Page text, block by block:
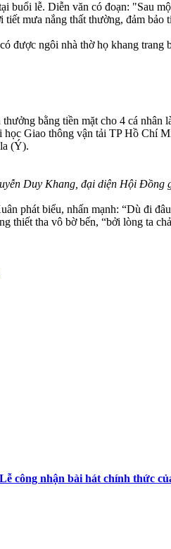
buổi lễ. Diễn văn có đoạn: "Sau
mưa nắng thất thường, đảm
được ngôi nhà thờ họ khang
bằng tiền mặt cho 4 cá
Giao thông vận tải TP Hồ Chí
(Ý).
Duy Khang, đại diện Hội Đồng
phát biểu, nhấn mạnh: “Dù đi
thiết tha vô bờ bến, “bởi lòng ta
công nhận bài hát chính thức